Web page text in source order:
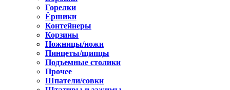
Горелки
Ёршики
Контейнеры
Корзины
Ножницы/ножи
Пинцеты/щипцы
Подъемные столики
Прочее
Шпатели/совки